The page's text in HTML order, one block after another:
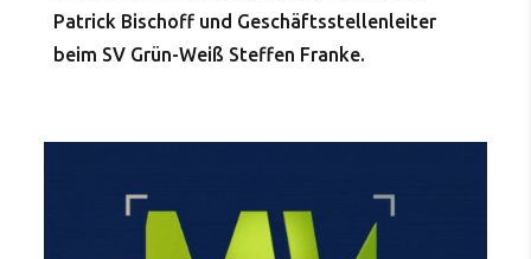
Patrick Bischoff und Geschäftsstellenleiter
beim SV Grün-Weiß Steffen Franke.